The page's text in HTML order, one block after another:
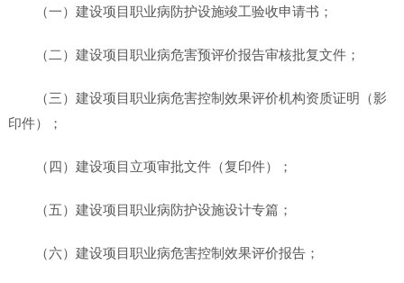
（一）建设项目职业病防护设施竣工验收申请书；
（二）建设项目职业病危害预评价报告审核批复文件；
（三）建设项目职业病危害控制效果评价机构资质证明（影
印件）；
（四）建设项目立项审批文件（复印件）；
（五）建设项目职业病防护设施设计专篇；
（六）建设项目职业病危害控制效果评价报告；